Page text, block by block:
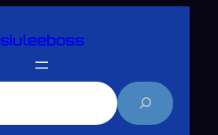
siuleeboss